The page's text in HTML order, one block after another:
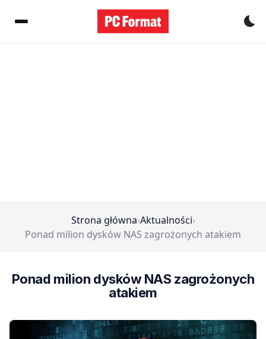
Strona główna›Aktualności›
Ponad milion dysków NAS zagrożonych atakiem
Ponad milion dysków NAS zagrożonych
atakiem